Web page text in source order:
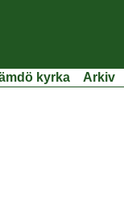
kyrka Arkiv